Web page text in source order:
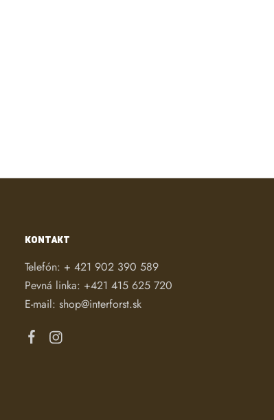
KONTAKT
Telefón: + 421 902 390 589
Pevná linka: +421 415 625 720
E-mail: shop@interforst.sk